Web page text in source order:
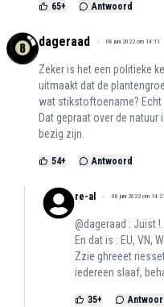
65+ Antwoord
dageraad 08 juni 2022 om 14:11
Zeker is het een politieke
uitmaakt dat de
wat stikstoftoename? Echt
Dat gepraat over de
bezig zijn.
54+ Antwoord
re-al 08 juni 2022 om 14:21
@dageraad : Juist !.
En dat is : EU, VN,
Zzie ghreeet
iedereen slaaf,
35+